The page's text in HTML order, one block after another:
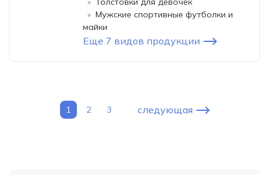
Мужские спортивные футболки и
майки
Еще 7 видов продукции
1 2 3 следующая